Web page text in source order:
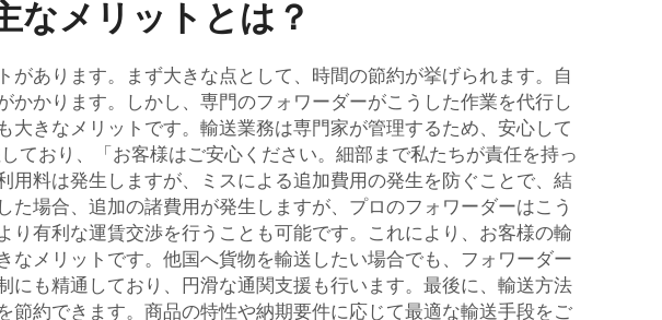
なメリットとは？
あります。まず大きな点として、時間の節約が挙げられます。自
かります。しかし、専門のフォワーダーがこうした作業を代行し
きなメリットです。輸送業務は専門家が管理するため、安心して
ており、「お客様はご安心ください。細部まで私たちが責任を持っ
料は発生しますが、ミスによる追加費用の発生を防ぐことで、結
場合、追加の諸費用が発生しますが、プロのフォワーダーはこう
有利な運賃交渉を行うことも可能です。これにより、お客様の輸
メリットです。他国へ貨物を輸送したい場合でも、フォワーダー
も精通しており、円滑な通関支援も行います。最後に、輸送方法
約できます。商品の特性や納期要件に応じて最適な輸送手段をご